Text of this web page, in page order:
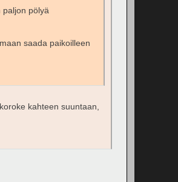
paljon pölyä
saada paikoilleen
kahteen suuntaan,